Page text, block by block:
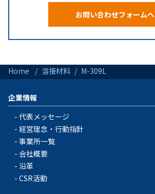
お問い合わせフォームへ
Home 溶接材料 M-309L
企業情報
代表メッセージ
経営理念・行動指針
事業所一覧
会社概要
沿革
CSR活動